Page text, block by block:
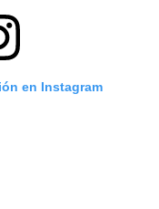
en Instagram